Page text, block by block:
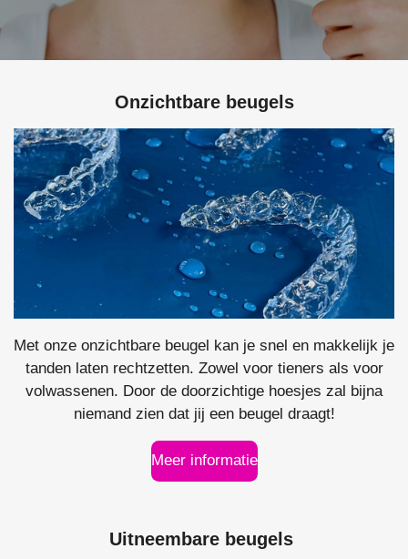
Onzichtbare beugels
Met onze onzichtbare beugel kan je snel en makkelijk je
tanden laten rechtzetten. Zowel voor tieners als voor
volwassenen. Door de doorzichtige hoesjes zal bijna
niemand zien dat jij een beugel draagt!
Meer informatie
Uitneembare beugels